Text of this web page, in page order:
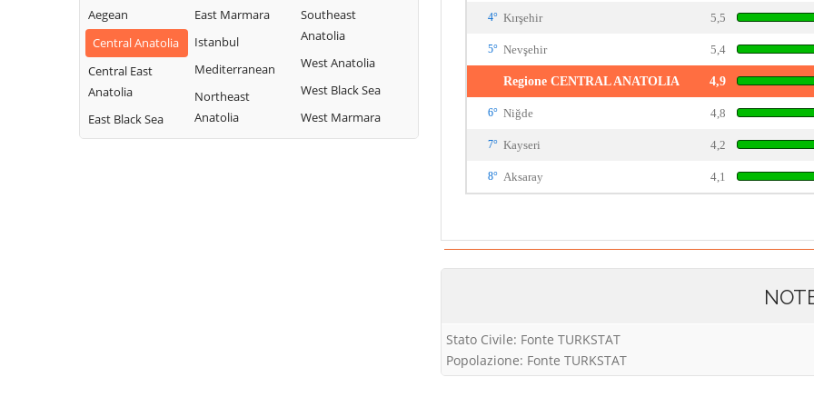
Aegean
Central Anatolia
Central East
Anatolia
East Black Sea
East Marmara
Istanbul
Mediterranean
Northeast
Anatolia
Southeast
Anatolia
West Anatolia
West Black Sea
West Marmara
4° Kırşehir 5,5
5° Nevşehir 5,4
Regione CENTRAL ANATOLIA 4,9
6° Niğde 4,8
7° Kayseri 4,2
8° Aksaray 4,1
Stato Civile: Fonte TURKSTAT
Popolazione: Fonte TURKSTAT